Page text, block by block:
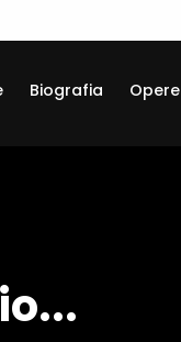
Biografia Opere